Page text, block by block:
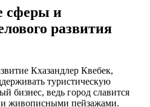
сферы и
развития
Кхазандлер Квебек,
туристическую
бизнес, ведь город славится
и живописными пейзажами.